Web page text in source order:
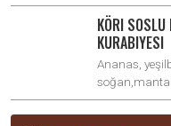
KÖRI SOSLU
KURABIYESI
Ananas,